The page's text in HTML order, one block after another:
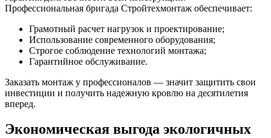
Профессиональная бригада Стройтехмонтаж обеспечивает:
Грамотный расчет нагрузок и проектирование;
Использование современного оборудования;
Строгое соблюдение технологий монтажа;
Гарантийное обслуживание.
Заказать монтаж у профессионалов — значит защитить свои
инвестиции и получить надежную кровлю на десятилетия
вперед.
Экономическая выгода экологичных